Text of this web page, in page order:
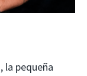
la pequeña